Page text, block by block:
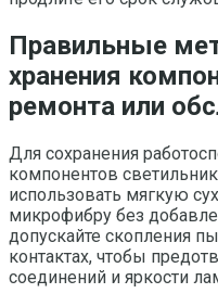
Правильные
хранения
ремонта или
Для сохранения
компонентов
использовать мягкую
микрофибру без
допускайте скопления
контактах, чтобы
соединений и яркости